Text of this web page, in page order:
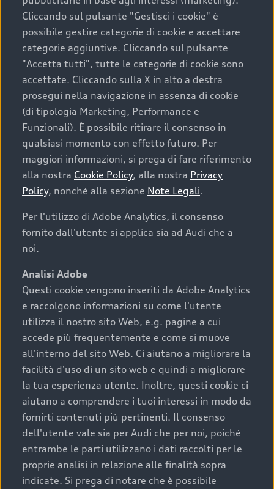
Scegliere un’auto usata è una decisione che coniuga
convenienza, affidabilità e sostenibilità. Per fare un
acquisto sicuro, è essenziale considerare aspetti
determinanti come la garanzia inclusa e l’affidabilità del
marchio. Audi offre l’auto usata perfetta tramite Audi
Prima Scelta :plus
Cosa sapere prima di
acquistare la tua prossima
auto
I requisiti fondamentali da considerare prima di
acquistare un’auto usata, oltre al prezzo e all'aspetto,
chilometraggio: un valore contenuto corrisponde a
uno stato migliore del veicolo e a una maggiore
durata nel tempo;
cronologia dei tagliandi: una documentazione
completa della vettura certifica una manutenzione
costante e accurata;
condizioni della carrozzeria e degli interni: una
buona conservazione evidenzia cura e attenzione del
precedente proprietario;
efficienza meccanica: motore, trasmissione e
componenti principali in ottimo stato garantiscono
prestazioni affidabili e sicure.
Cliccando sul pulsante "Gestisci i cookie" è
possibile gestire categorie di cookie e accettare
categorie aggiuntive. Cliccando sul pulsante
"Accetta tutti", tutte le categorie di cookie sono
accettate. Cliccando sulla X in alto a destra
prosegui nella navigazione in assenza di cookie
(di tipologia Marketing, Performance e
Funzionali). È possibile ritirare il consenso in
qualsiasi momento con effetto futuro. Per
maggiori informazioni, si prega di fare riferimento
alla nostra Cookie Policy, alla nostra Privacy
Policy, nonché alla sezione Note Legali.
Per l'utilizzo di Adobe Analytics, il consenso
fornito dall'utente si applica sia ad Audi che a
noi.
Analisi Adobe
Questi cookie vengono inseriti da Adobe Analytics
e raccolgono informazioni su come l'utente
utilizza il nostro sito Web, e.g. pagine a cui
accede più frequentemente e come si muove
all'interno del sito Web. Ci aiutano a migliorare la
facilità d'uso di un sito web e quindi a migliorare
la tua esperienza utente. Inoltre, questi cookie ci
aiutano a comprendere i tuoi interessi in modo da
fornirti contenuti più pertinenti. Il consenso
dell'utente vale sia per Audi che per noi, poiché
entrambe le parti utilizzano i dati raccolti per le
proprie analisi in relazione alle finalità sopra
indicate. Si prega di notare che è possibile